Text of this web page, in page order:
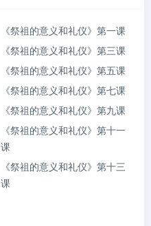
《祭祖的意义和礼仪》第一课
《祭祖的意义和礼仪》第三课
《祭祖的意义和礼仪》第五课
《祭祖的意义和礼仪》第七课
《祭祖的意义和礼仪》第九课
《祭祖的意义和礼仪》第十一
课
《祭祖的意义和礼仪》第十三
课